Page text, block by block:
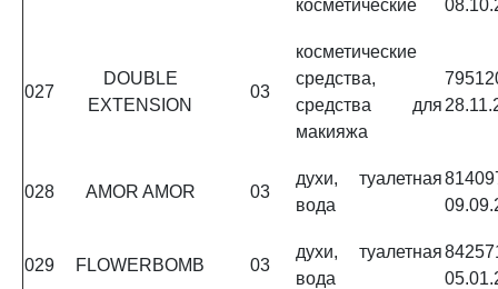
косметические
027
DOUBLE
EXTENSION
03
косметические
средства,
средства для
макияжа
028 AMOR AMOR 03
духи, туалетная
вода
029 FLOWERBOMB 03
духи, туалетная
вода